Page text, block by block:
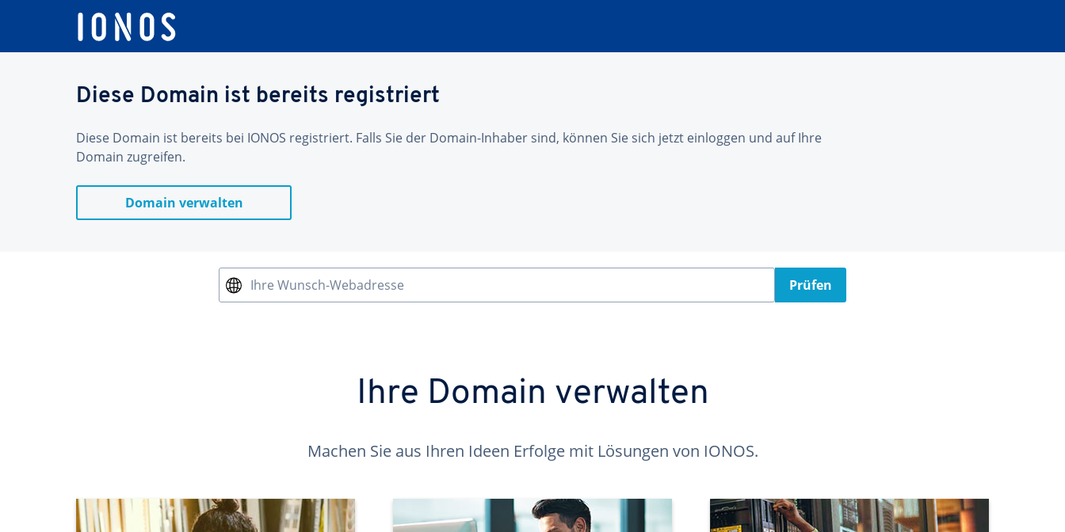
Diese Domain ist bereits registriert
Diese Domain ist bereits bei IONOS registriert. Falls Sie der Domain-Inhaber sind, können Sie sich jetzt einloggen und auf Ihre
Domain zugreifen.
Domain verwalten
Ihre Wunsch-Webadresse Prüfen
Ihre Domain verwalten
Machen Sie aus Ihren Ideen Erfolge mit Lösungen von IONOS.